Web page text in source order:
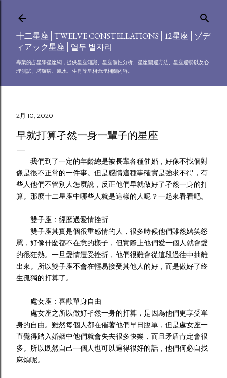
十二星座│TWELVE CONSTELLATIONS│12星座│ゾデ
ィアック星座│열두 별자리
專業的占星學星座網，提供星座知識、星座個性分析、星座開運方法、星座運勢以及心
理測試、塔羅牌、風水、生肖等星相命理相關內容。
2月 10, 2020
早就打算孑然一身一輩子的星座
我們到了一定的年齡總是被長輩各種催婚，好像不找個對
像是很不正常的一件事。但是感情這種事確實是強求不得，有
些人他們不管別人怎麼說，反正他們早就做好了孑然一身的打
算。那麼十二星座中哪些人就是這樣的人呢？一起來看看吧。
雙子座：經歷過愛情挫折
雙子座其實是個很重感情的人，很多時候他們雖然嬉笑怒
罵，好像什麼都不在意的樣子，但實際上他們愛一個人就會愛
的很狂熱。一旦愛情遭受挫折，他們很難會從這段過往中抽離
出來。所以雙子座不會在輕易接受其他人的好，而是做好了終
生孤獨的打算了。
處女座：喜歡單身自由
處女座之所以做好孑然一身的打算，是因為他們更享受單
身的自由。雖然每個人都在催著他們早日脫單，但是處女座一
直覺得踏入婚姻中他們就會失去很多快樂，而且矛盾肯定會很
多。所以既然自己一個人也可以過得很好的話，他們何必自找
麻煩呢。